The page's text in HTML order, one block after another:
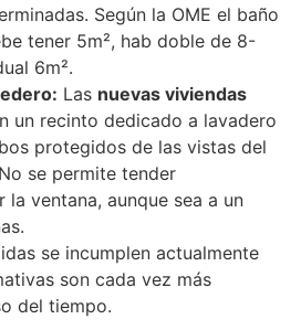
Según la OME el baño
tener 5m², hab doble de 8-
6m².
Las nuevas viviendas
un recinto dedicado a lavadero
protegidos de las vistas del
se permite tender
ventana, aunque sea a un
se incumplen actualmente
son cada vez más
del tiempo.